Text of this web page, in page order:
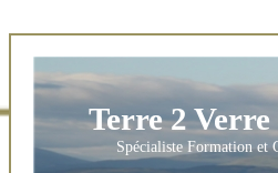
Terre 2 Verre
Spécialiste Formation et